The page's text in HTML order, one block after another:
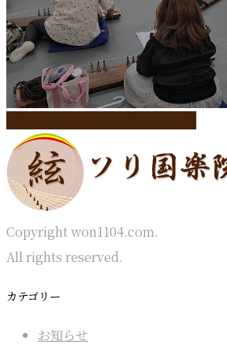
Copyright won1104.com.
All rights reserved.
カテゴリー
お知らせ